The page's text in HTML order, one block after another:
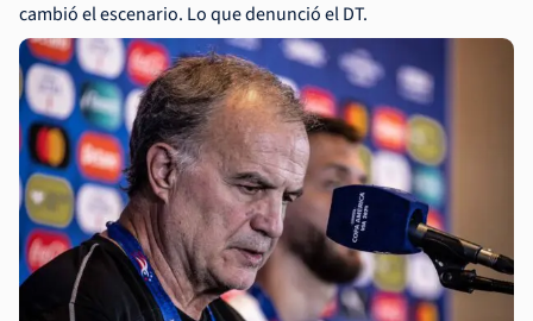
cambió el escenario. Lo que denunció el DT.